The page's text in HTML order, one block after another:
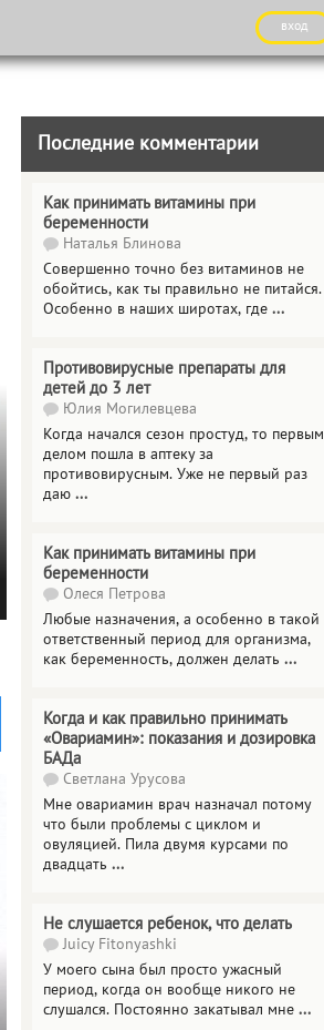
вход
Последние комментарии
Как принимать витамины при
беременности
Наталья Блинова
Совершенно точно без витаминов не
обойтись, как ты правильно не питайся.
Особенно в наших широтах, где ...
Противовирусные препараты для
детей до 3 лет
Юлия Могилевцева
Когда начался сезон простуд, то первым
делом пошла в аптеку за
противовирусным. Уже не первый раз
даю ...
Как принимать витамины при
беременности
Олеся Петрова
Любые назначения, а особенно в такой
ответственный период для организма,
как беременность, должен делать ...
Когда и как правильно принимать
«Овариамин»: показания и дозировка
БАДа
Светлана Урусова
Мне овариамин врач назначал потому
что были проблемы с циклом и
овуляцией. Пила двумя курсами по
двадцать ...
Не слушается ребенок, что делать
Juicy Fitonyashki
У моего сына был просто ужасный
период, когда он вообще никого не
слушался. Постоянно закатывал мне ...